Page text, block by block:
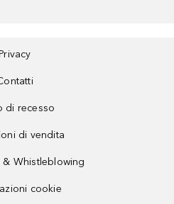
Privacy
di recesso
di vendita
& Whistleblowing
cookie